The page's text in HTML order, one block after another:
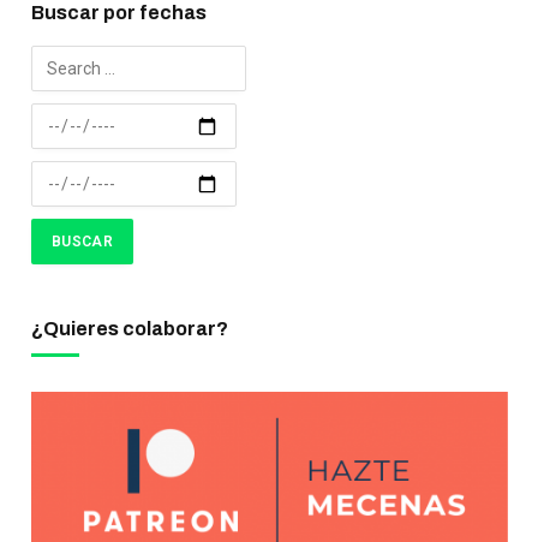
Buscar por fechas
¿Quieres colaborar?